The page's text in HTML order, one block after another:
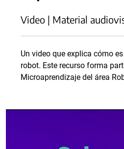
Video | Material
Un video que explica cómo
robot. Este recurso forma
Microaprendizaje del área